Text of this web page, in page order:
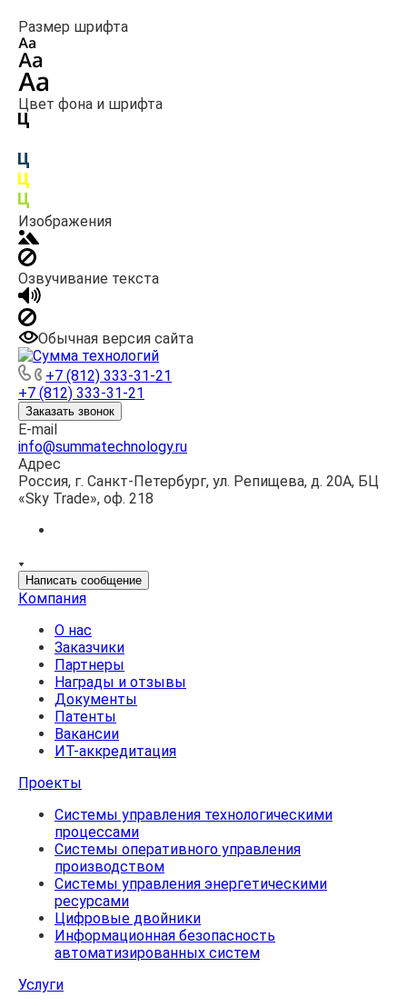
Размер шрифта
Цвет фона и шрифта
Изображения
Озвучивание текста
Обычная версия сайта
+7 (812) 333-31-21
+7 (812) 333-31-21
Заказать звонок
E-mail
info@summatechnology.ru
Адрес
Россия, г. Санкт-Петербург, ул. Репищева, д. 20А, БЦ
«Sky Trade», оф. 218
Написать сообщение
Компания
О нас
Заказчики
Партнеры
Награды и отзывы
Документы
Патенты
Вакансии
ИТ-аккредитация
Проекты
Системы управления технологическими
процессами
Системы оперативного управления
производством
Системы управления энергетическими
ресурсами
Цифровые двойники
Информационная безопасность
автоматизированных систем
Услуги